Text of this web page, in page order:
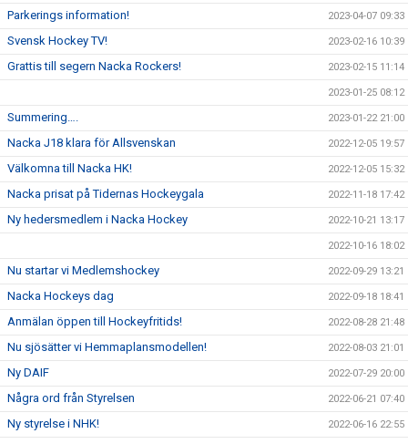
Parkerings information! 2023-04-07 09:33
Svensk Hockey TV! 2023-02-16 10:39
Grattis till segern Nacka Rockers! 2023-02-15 11:14
2023-01-25 08:12
Summering…. 2023-01-22 21:00
Nacka J18 klara för Allsvenskan 2022-12-05 19:57
Välkomna till Nacka HK! 2022-12-05 15:32
Nacka prisat på Tidernas Hockeygala 2022-11-18 17:42
Ny hedersmedlem i Nacka Hockey 2022-10-21 13:17
2022-10-16 18:02
Nu startar vi Medlemshockey 2022-09-29 13:21
Nacka Hockeys dag 2022-09-18 18:41
Anmälan öppen till Hockeyfritids! 2022-08-28 21:48
Nu sjösätter vi Hemmaplansmodellen! 2022-08-03 21:01
Ny DAIF 2022-07-29 20:00
Några ord från Styrelsen 2022-06-21 07:40
Ny styrelse i NHK! 2022-06-16 22:55